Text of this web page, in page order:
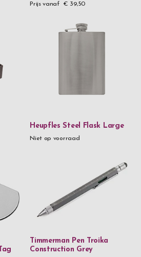
roestvrij staal & plastic
Prijs vanaf € 39,50
Heupfles Steel Flask Large
Niet op voorraad
Timmerman Pen Troika
Construction Grey